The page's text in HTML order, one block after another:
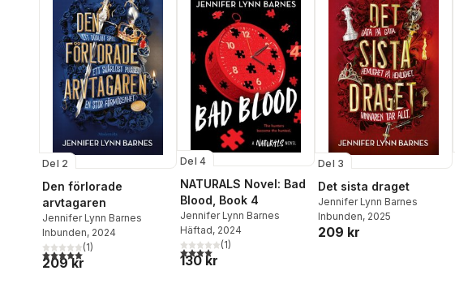
Del 2
Den förlorade
arvtagaren
Jennifer Lynn Barnes
Inbunden, 2024
5,0utav 5 stjärnor. Totalt antal röster:
(1)
209 kr
Del 4
NATURALS Novel: Bad
Blood, Book 4
Jennifer Lynn Barnes
Häftad, 2024
4,0utav 5 stjärnor. Totalt antal röster:
(1)
130 kr
Del 3
Det sista draget
Jennifer Lynn Barnes
Inbunden, 2025
209 kr